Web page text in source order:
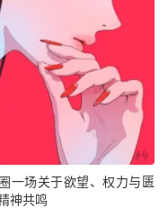
一场关于欲望、权力与匮
神共鸣